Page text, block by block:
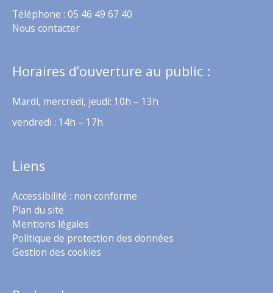
Téléphone : 05 46 49 67 40
Nous contacter
Horaires d’ouverture au public :
Mardi, mercredi, jeudi: 10h – 13h
vendredi : 14h – 17h
Liens
Accessibilité : non conforme
Plan du site
Mentions légales
Politique de protection des données
Gestion des cookies